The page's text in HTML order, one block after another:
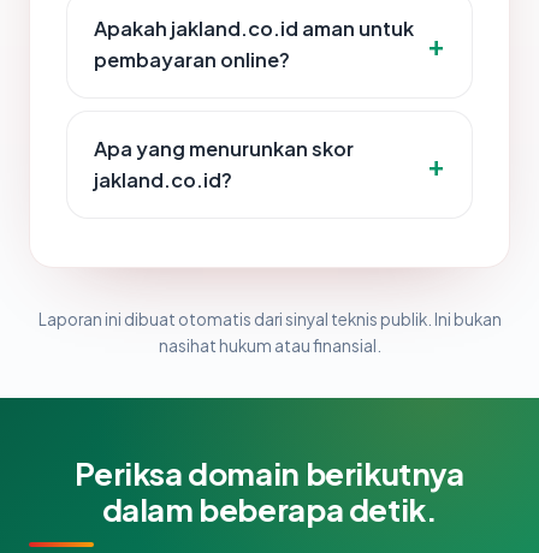
Apakah jakland.co.id aman untuk
pembayaran online?
Apa yang menurunkan skor
jakland.co.id?
Laporan ini dibuat otomatis dari sinyal teknis publik. Ini bukan
nasihat hukum atau finansial.
Periksa domain berikutnya
dalam beberapa detik.